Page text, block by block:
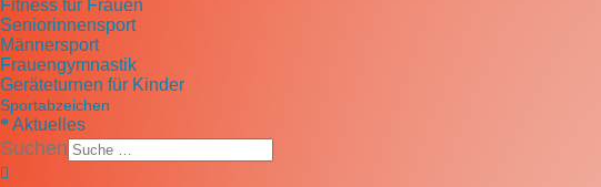
Fitness für Frauen
Seniorinnensport
Männersport
Frauengymnastik
Geräteturnen für Kinder
Sportabzeichen
Aktuelles
Suchen